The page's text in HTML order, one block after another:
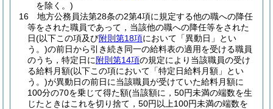
を除く。)
16
地方公務員法第28条の2第4項に規定する他の職への降任
等をされた職員であって，当該他の職への降任等をされた
日(以下この項及び附則第18項において「異動日」とい
う。)の前日から引き続き同一の給料表の適用を受ける職員
のうち，特定日に 附則第14項の規定により当該職員の受け
る給料月額(以下この項において「特定日給料月額」とい
う。)が異動日の前日に当該職員が受けていた給料月額に
100分の70を乗じて得た額(当該額に，50円未満の端数を生
じたときはこれを切り捨て，50円以上100円未満の端数を